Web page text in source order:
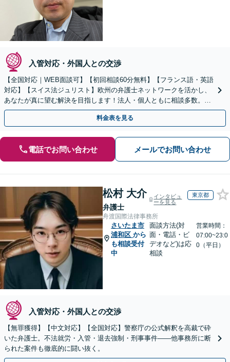
入管対応・外国人との交渉
【全国対応｜WEB面談可】【初回相談60分無料】【フランス語・英語
対応】【スイス法ジュリスト】欧州の弁護士ネットワークを活かし、
あなたが真に望む解決を目指します！法人・個人ともに相談多数。細
やかな連絡と粘り強い交渉を徹底【休日・夜間相談可】
料金表を見る
電話でお問い合わせ メールでお問い合わせ
松村 大介
弁護士
インタビュ
ーを見る
東京都
舟渡国際法律事務所
さいたま市
浦和区 から
も相談受付
中
面談方法(対
面・電話・ビ
デオなど)は応
相談
営業時間：
07:00~23:0
0（平日）
入管対応・外国人との交渉
【無罪獲得】【中文対応】【全国対応】警察庁の公式解釈を高裁で砕
いた弁護士。不法就労・入管・退去強制・刑事事件——他事務所に断
られた案件も徹底的に闘い抜く。